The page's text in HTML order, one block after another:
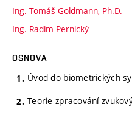
Ing. Tomáš Goldmann, Ph.D.
Ing. Radim Pernický
OSNOVA
Úvod do biometrických
Teorie zpracování